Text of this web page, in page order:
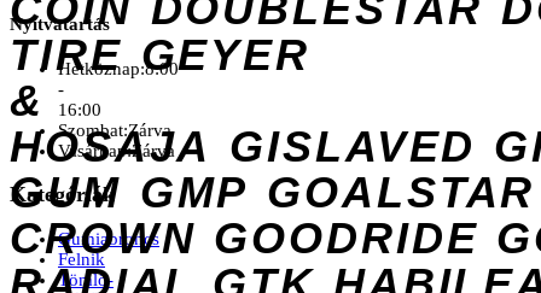
TIRE GEYER
&
HOSAJA GISLAVED
GUM GMP GOALSTAR
CROWN GOODRIDE
Nyitvatartás
Hétköznap:8:00
-
16:00
Szombat:Zárva
Vasárnap:Zárva
Kategóriák
Gumiabroncs
Felnik
Tömlő-